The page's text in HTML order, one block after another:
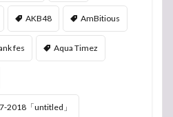
AKB48 AmBitious
fes Aqua Timez
2018「untitled」